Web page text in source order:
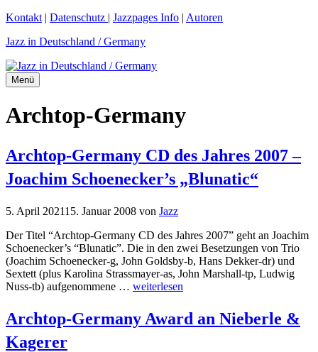
Zum
springen
Kontakt | Datenschutz | Jazzpages Info | Autoren
Jazz in Deutschland / Germany
Menü
Archtop-Germany
Archtop-Germany CD des Jahres 2007 –
Joachim Schoenecker’s „Blunatic“
5. April 202115. Januar 2008 von Jazz
Der Titel “Archtop-Germany CD des Jahres 2007” geht an Joachim
Schoenecker’s “Blunatic”. Die in den zwei Besetzungen von Trio
(Joachim Schoenecker-g, John Goldsby-b, Hans Dekker-dr) und
Sextett (plus Karolina Strassmayer-as, John Marshall-tp, Ludwig
Nuss-tb) aufgenommene … weiterlesen
Archtop-Germany Award an Nieberle &
Kagerer